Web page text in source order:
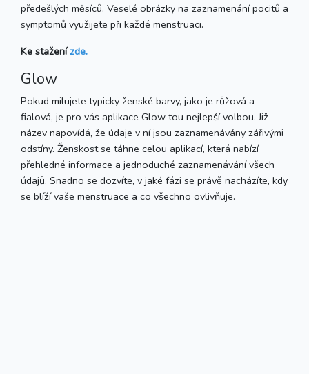
předešlých měsíců. Veselé obrázky na zaznamenání pocitů a
symptomů využijete při každé menstruaci.
Ke staženízde.
Glow
Pokud milujete typicky ženské barvy, jako je růžová a
fialová, je pro vás aplikace Glow tou nejlepší volbou. Již
název napovídá, že údaje v ní jsou zaznamenávány zářivými
odstíny. Ženskost se táhne celou aplikací, která nabízí
přehledné informace a jednoduché zaznamenávání všech
údajů. Snadno se dozvíte, v jaké fázi se právě nacházíte, kdy
se blíží vaše menstruace a co všechno ovlivňuje.